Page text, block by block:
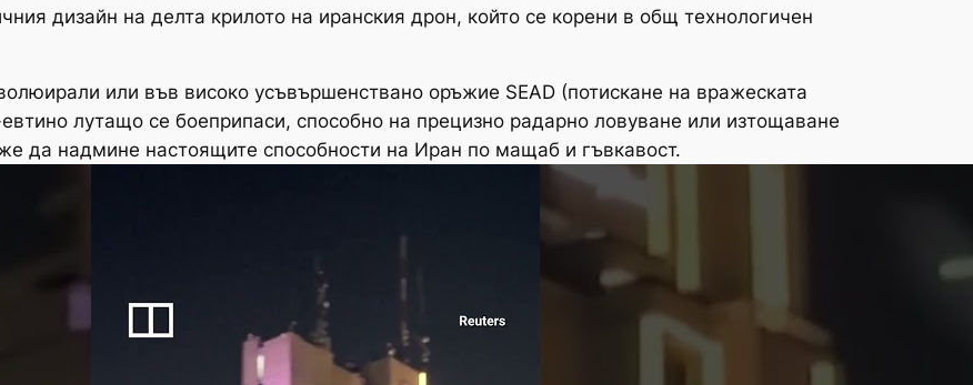
дизайн на делта крилото на иранския дрон, който се корени в общ технологичен
или във високо усъвършенствано оръжие SEAD (потискане на вражеската
лутащо се боеприпаси, способно на прецизно радарно ловуване или изтощаване
да надмине настоящите способности на Иран по мащаб и гъвкавост.